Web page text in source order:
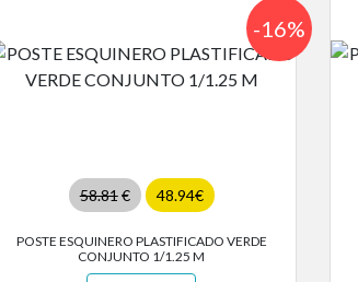
58.81€ 48.94€
-16%
POSTE ESQUINERO PLASTIFICADO VERDE
CONJUNTO 1/1.25 M